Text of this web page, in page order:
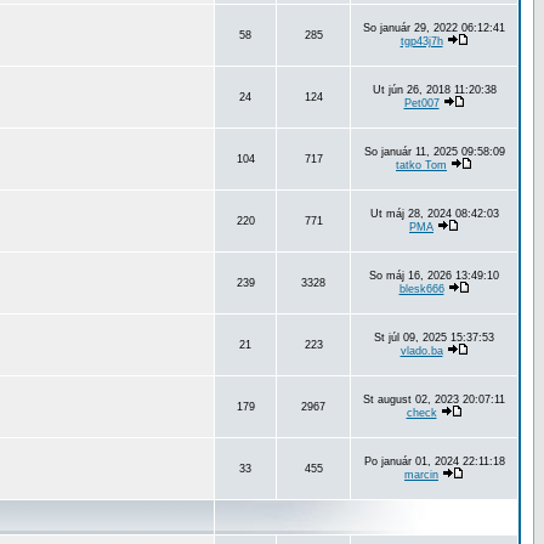
58 285
So január 29, 2022 06:12:41
tgp43j7h
24 124
Ut jún 26, 2018 11:20:38
Pet007
104 717
So január 11, 2025 09:58:09
tatko Tom
220 771
Ut máj 28, 2024 08:42:03
PMA
239 3328
So máj 16, 2026 13:49:10
blesk666
21 223
St júl 09, 2025 15:37:53
vlado.ba
179 2967
St august 02, 2023 20:07:11
check
33 455
Po január 01, 2024 22:11:18
marcin